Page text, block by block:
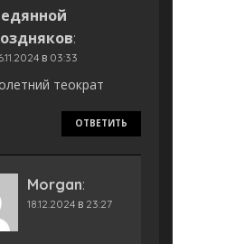
:
в 03:33
теократ
ОТВЕТИТЬ
Morgan:
18.12.2024 в 23:27